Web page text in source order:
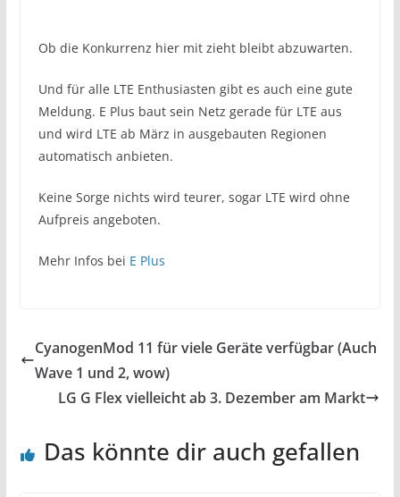
Ob die Konkurrenz hier mit zieht bleibt abzuwarten.
Und für alle LTE Enthusiasten gibt es auch eine gute
Meldung. E Plus baut sein Netz gerade für LTE aus
und wird LTE ab März in ausgebauten Regionen
automatisch anbieten.
Keine Sorge nichts wird teurer, sogar LTE wird ohne
Aufpreis angeboten.
Mehr Infos bei E Plus
CyanogenMod 11 für viele Geräte verfügbar (Auch
Wave 1 und 2, wow)
LG G Flex vielleicht ab 3. Dezember am Markt
Das könnte dir auch gefallen